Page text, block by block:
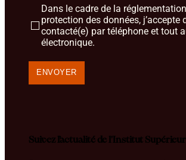
Dans le cadre de la
protection des données, j’accepte
contacté(e) par téléphone et tout
électronique.
Suivez l’actualité de l'Institut